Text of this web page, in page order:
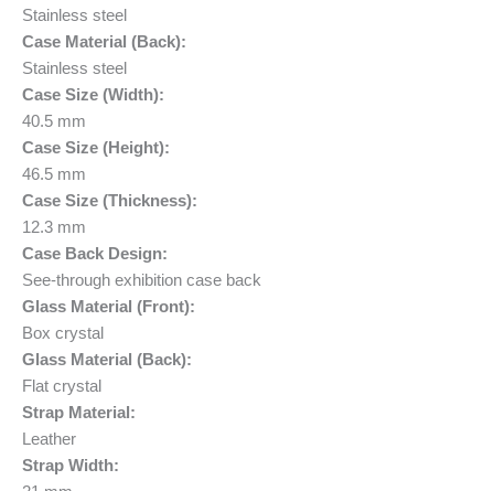
Stainless steel
Case Material (Back):
Stainless steel
Case Size (Width):
40.5 mm
Case Size (Height):
46.5 mm
Case Size (Thickness):
12.3 mm
Case Back Design:
See-through exhibition case back
Glass Material (Front):
Box crystal
Glass Material (Back):
Flat crystal
Strap Material:
Leather
Strap Width: